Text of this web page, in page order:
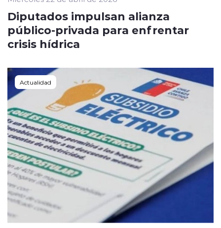
Diputados impulsan alianza
público-privada para enfrentar
crisis hídrica
Actualidad